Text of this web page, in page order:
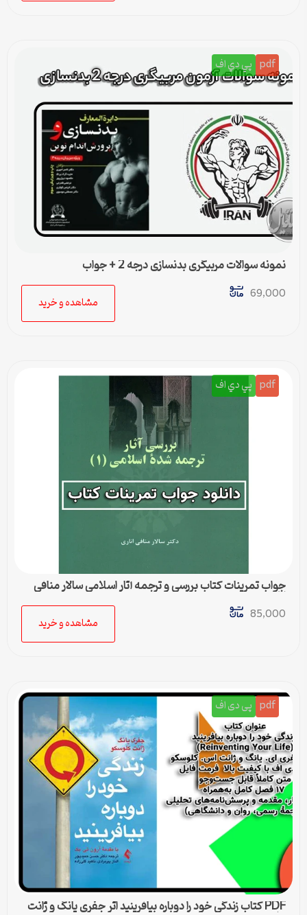
pdf پي دي اف
نمونه سوالات مربیگری بدنسازی درجه 2 + جواب
69,000
مشاهده و خرید
pdf پي دي اف
جواب تمرینات کتاب بررسی و ترجمه آثار اسلامی سالار منافی
اناری
85,000
مشاهده و خرید
pdf پی دی اف
PDF کتاب زندگی خود را دوباره بیافرینید اثر جفری یانگ و ژانت